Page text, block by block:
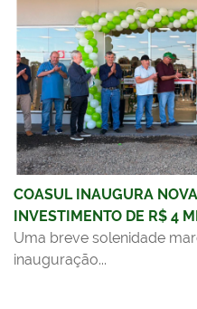
COASUL INAUGURA
INVESTIMENTO DE R$ 4
Uma breve solenidade
inauguração...